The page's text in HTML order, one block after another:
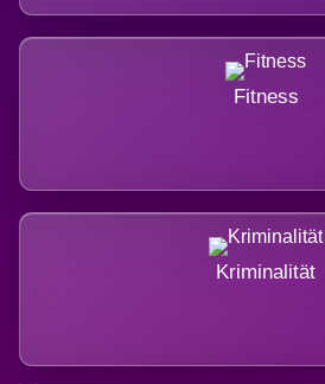
Fitness
Kriminalität